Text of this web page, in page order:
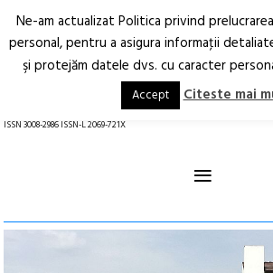
Arhitectură.
Oraș.
ISSN 3008-2986 ISSN-L 2069-721X
≡
Ne-am actualizat Politica privind
personal, pentru a asigura informaţii
şi protejăm datele dvs. cu caracter
Accept Citeste mai